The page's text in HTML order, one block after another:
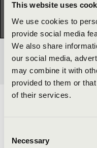
This website uses
We use cookies to
provide social media
We also share
our social media,
may combine it with
provided to them or
of their services.
Selection
Necessary
Ez a koncert már
BÉRLET- ÉS